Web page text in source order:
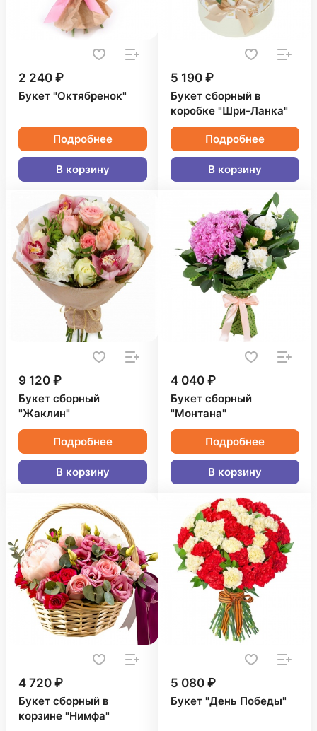
2 240 ₽
Букет "Октябренок"
Подробнее
В корзину
5 190 ₽
Букет сборный в
коробке "Шри-Ланка"
Подробнее
В корзину
9 120 ₽
Букет сборный
"Жаклин"
Подробнее
В корзину
4 040 ₽
Букет сборный
"Монтана"
Подробнее
В корзину
4 720 ₽
Букет сборный в
корзине "Нимфа"
5 080 ₽
Букет "День Победы"